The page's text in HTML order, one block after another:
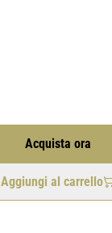
Acquista ora
Aggiungi al carrello